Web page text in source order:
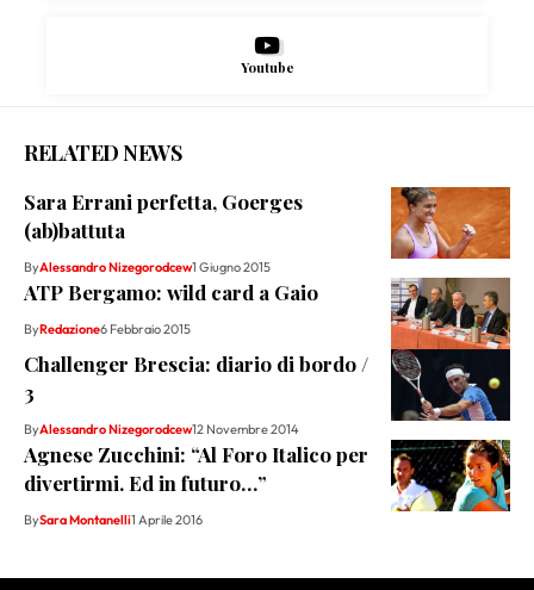
Youtube
RELATED NEWS
Sara Errani perfetta, Goerges
(ab)battuta
ByAlessandro Nizegorodcew1 Giugno 2015
ATP Bergamo: wild card a Gaio
ByRedazione6 Febbraio 2015
Challenger Brescia: diario di bordo /
3
ByAlessandro Nizegorodcew12 Novembre 2014
Agnese Zucchini: “Al Foro Italico per
divertirmi. Ed in futuro…”
BySara Montanelli1 Aprile 2016